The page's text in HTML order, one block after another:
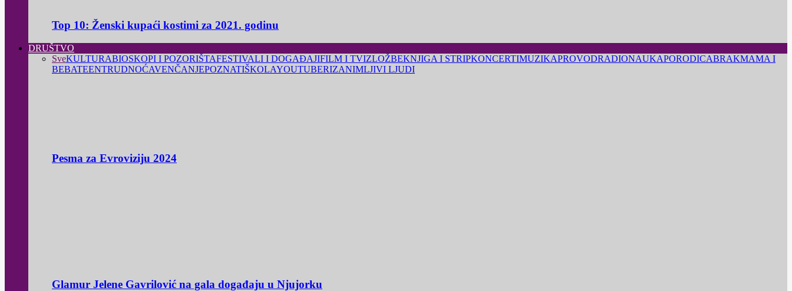
Top 10: Ženski kupaći kostimi za 2021. godinu
DRUŠTVO
SveKULTURABIOSKOPI I POZORIŠTAFESTIVALI I DOGAĐAJIFILM I TVIZLOŽBEKNJIGA I STRIPKONCERTIMUZIKAPROVODRADIONAUKAPORODICABRAKMAMA I
BEBATEENTRUDNOĆAVENČANJEPOZNATIŠKOLAYOUTUBERIZANIMLJIVI LJUDI
Pesma za Evroviziju 2024
Glamur Jelene Gavrilović na gala događaju u Njujorku